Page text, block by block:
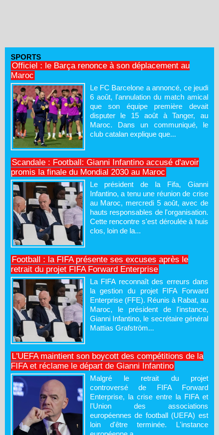
SPORTS
Officiel : le Barça renonce à son déplacement au
Maroc
Le FC Barcelone a annoncé, ce jeudi
6 août, l'annulation du match amical
que son équipe première devait
disputer le 15 août à Tanger, au
Maroc. Dans un communiqué, le
club catalan explique que...
Scandale : Football: Gianni Infantino accusé d'avoir
promis la finale du Mondial 2030 au Maroc
Le président de la Fifa, Gianni
Infantino, a tenu une réunion de crise
au Maroc, mercredi 5 août, avec de
hauts responsables de l'organisation.
Cette rencontre s'est déroulée à huis
clos, loin de la...
Football : la FIFA présente ses excuses après le
retrait du projet FIFA Forward Enterprise
La FIFA reconnaît des erreurs dans
la gestion du projet FIFA Forward
Enterprise (FFE). Réunis à Rabat, au
Maroc, le président de l'instance,
Gianni Infantino, le secrétaire général
Mattias Grafström...
L'UEFA maintient son boycott des compétitions de la
FIFA et réclame le départ de Gianni Infantino
Malgré le retrait du projet
controversé de FIFA Forward
Enterprise, la crise entre la FIFA et
l'Union des associations
européennes de football (UEFA) est
loin d'être terminée. L'instance